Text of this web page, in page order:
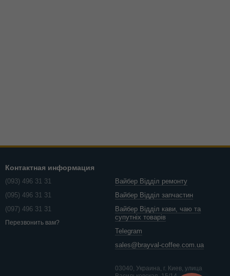
Контактная информация
(093) 496 31 31
(095) 496 31 31
(097) 496 31 31
Перезвонить вам?
Вайбер Відділ ремонту
Вайбер Відділ запчастин
Вайбер Відділ кави, чаю та
супутніх товарів
Telegram
sales@brayval-coffee.com.ua
03040, Украина, г. Киев, улица